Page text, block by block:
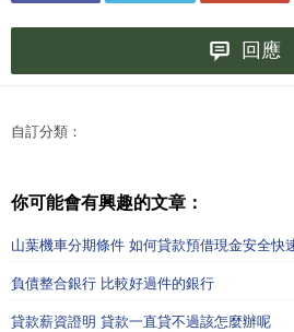
回應
自訂分類：
你可能會有興趣的文章：
山葉機車分期條件 如何貸款預借現金安全快
負債整合銀行 比較好過件的銀行
貸款薪資證明 貸款一直貸不過該怎麼辦呢